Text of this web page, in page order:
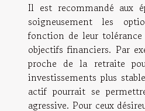
Il est recommandé aux
soigneusement les
fonction de leur tolérance
objectifs financiers. Par
proche de la retraite
investissements plus
actif pourrait se
agressive. Pour ceux